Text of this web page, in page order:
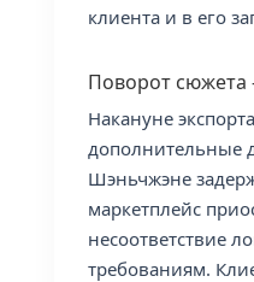
клиента и в его
Поворот сюжета
Накануне
дополнительные
Шэньчжэне
маркетплейс
несоответствие
требованиям.